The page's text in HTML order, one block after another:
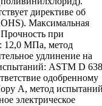
директиве об
Максимальная
при
12,0 МПа, метод
удлинение на
ASTM D
одобренному
А, метод
электрическое